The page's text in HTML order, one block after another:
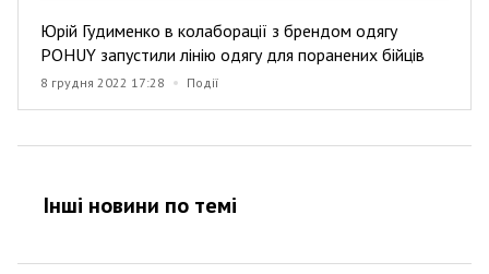
Юрій Гудименко в колаборації з брендом одягу
POHUY запустили лінію одягу для поранених бійців
8 грудня 2022 17:28 Події
Інші новини по темi